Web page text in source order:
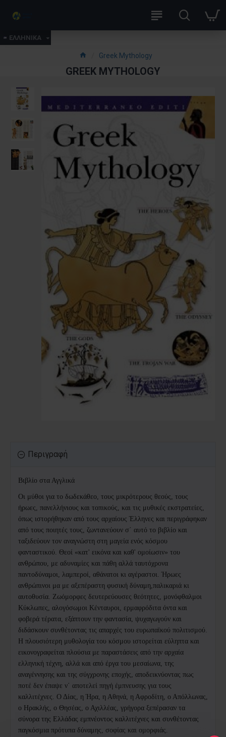
ΕΛΛΗΝΙΚΑ
Greek Mythology
GREEK MYTHOLOGY
Περιγραφή
Βιβλίο στα Αγγλικά
Οι μύθοι για το δωδεκάθεο, τους μικρότερους θεούς, τους
ήρωες, πανελλήνιους και τοπικούς, και τις μυθικές εκστρατείες,
όπως ιστορήθηκαν από τους αρχαίους Έλληνες και περιγράφηκαν
από τους ποιητές τους, ζωντανεύουν σ΄ αυτό το βιβλίο και
ταξιδεύουν τον αναγνώστη στη μαγεία ενός κόσμου
φανταστικού. Θεοί «κατ' εικόνα και καθ' ομοίωσιν» του
ανθρώπου, με αδυναμίες και πάθη αλλά ταυτόχρονα
παντοδύναμοι, λαμπεροί, αθάνατοι κι αγέραστοι. Ήρωες
ανθρώπινοι μα με αξεπέραστη φυσική δύναμη,παλικαριά κι
αυτοθυσία. Ζωόμορφες δευτερεύουσες θεότητες, μονόφθαλμοι
Κύκλωπες, αλογόσωμοι Κένταυροι, ερμαφρόδιτα όντα και
φοβερά τέρατα, εξάπτουν την φαντασία, ψυχαγωγούν και
διδάσκουν συνθέτοντας τις απαρχές του ευρωπαϊκού πολιτισμού.
Η πλουσιότερη μυθολογία του κόσμου ιστορείται εύληπτα και
εικονογραφείται πλούσια με παραστάσεις από την αρχαία
ελληνική τέχνη, αλλά και από έργα του μεσαίωνα, της
αναγέννησης και της σύγχρονης εποχής, αποδεικνύοντας πως
ποτέ δεν έπαψε ν΄ αποτελεί πηγή έμπνευσης για τους
καλλιτέχνες. Ο Δίας, η Ήρα, η Αθηνά, η Αφροδίτη, ο Απόλλωνας,
ο Ηρακλής, ο Θησέας, ο Αχιλλέας, γρήγορα ξεπέρασαν τα
σύνορα της Ελλάδας εμπνέοντος καλλιτέχνες και συνθέτοντας
παγκόσμια πρότυπα δύναμης, σοφίας και ομορφιάς.